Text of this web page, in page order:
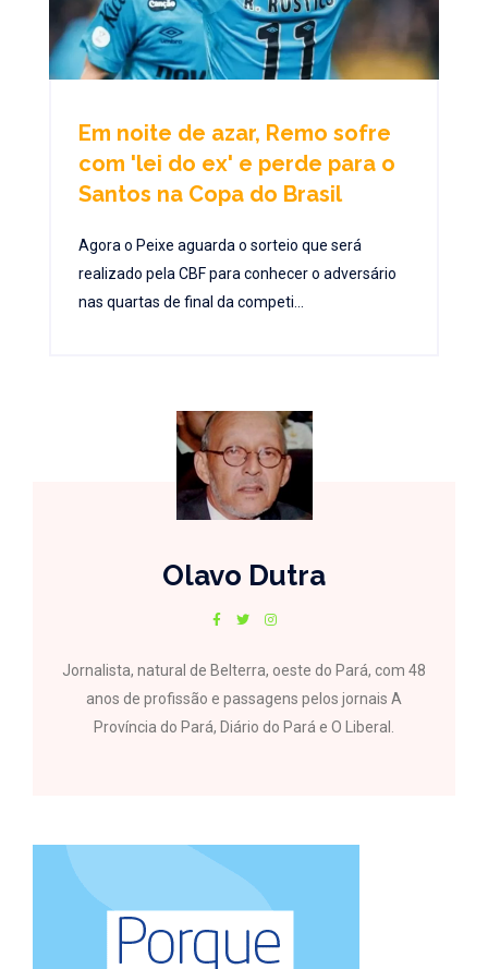
Em noite de azar, Remo sofre
com 'lei do ex' e perde para o
Santos na Copa do Brasil
Agora o Peixe aguarda o sorteio que será
realizado pela CBF para conhecer o adversário
nas quartas de final da competi...
Olavo Dutra
Jornalista, natural de Belterra, oeste do Pará, com 48
anos de profissão e passagens pelos jornais A
Província do Pará, Diário do Pará e O Liberal.